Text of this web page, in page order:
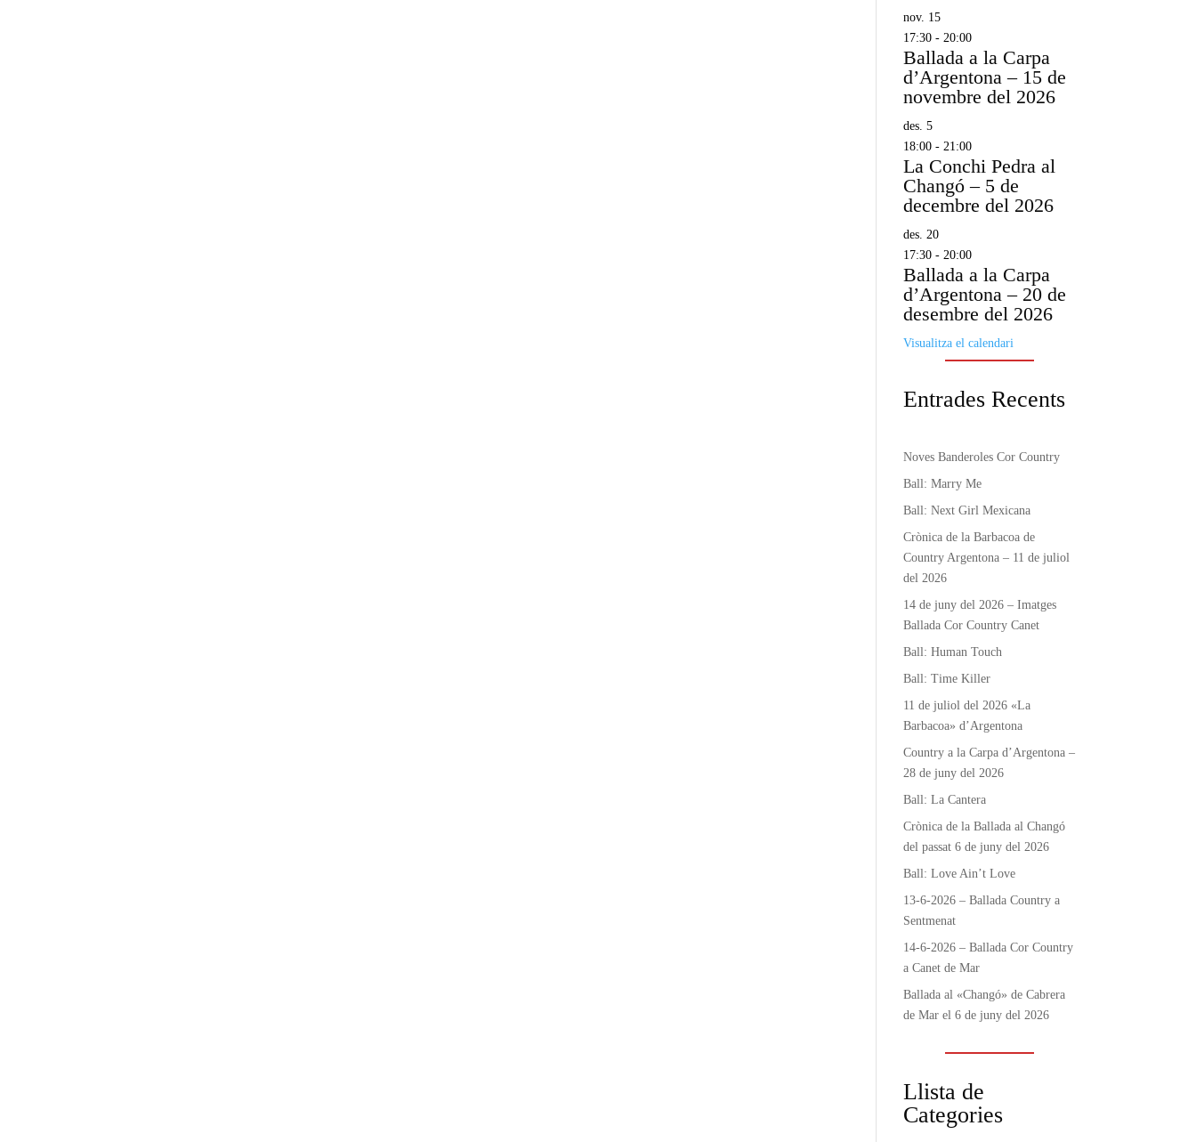
nov. 15
17:30 -20:00
Ballada a la Carpa
d’Argentona – 15 de
novembre del 2026
des.5
18:00 -21:00
La Conchi Pedra al
Changó – 5 de
decembre del 2026
des.20
17:30 -20:00
Ballada a la Carpa
d’Argentona – 20 de
desembre del 2026
Visualitza el calendari
Entrades Recents
Noves Banderoles Cor Country
Ball: Marry Me
Ball: Next Girl Mexicana
Crònica de la Barbacoa de
Country Argentona – 11 de juliol
del 2026
14 de juny del 2026 – Imatges
Ballada Cor Country Canet
Ball: Human Touch
Ball: Time Killer
11 de juliol del 2026 «La
Barbacoa» d’Argentona
Country a la Carpa d’Argentona –
28 de juny del 2026
Ball: La Cantera
Crònica de la Ballada al Changó
del passat 6 de juny del 2026
Ball: Love Ain’t Love
13-6-2026 – Ballada Country a
Sentmenat
14-6-2026 – Ballada Cor Country
a Canet de Mar
Ballada al «Changó» de Cabrera
de Mar el 6 de juny del 2026
Llista de
Categories